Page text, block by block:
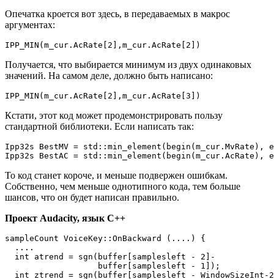
Опечатка кроется вот здесь, в передаваемых в макрос
аргументах:
IPP_MIN(m_cur.AcRate[2],m_cur.AcRate[2])
Получается, что выбирается минимум из двух одинаковых
значений. На самом деле, должно быть написано:
IPP_MIN(m_cur.AcRate[2],m_cur.AcRate[3])
Кстати, этот код может продемонстрировать пользу
стандартной библиотеки. Если написать так:
Ipp32s BestMV = std::min_element(begin(m_cur.MvRate),
Ipp32s BestAC = std::min_element(begin(m_cur.AcRate),
То код станет короче, и меньше подвержен ошибкам.
Собственно, чем меньше однотипного кода, тем больше
шансов, что он будет написан правильно.
Проект Audacity, язык C++
sampleCount VoiceKey::OnBackward (....) {
  ....
  int atrend = sgn(buffer[samplesleft - 2]-
                   buffer[samplesleft - 1]);
int ztrend = sgn(buffer[samplesleft - WindowSizeInt-